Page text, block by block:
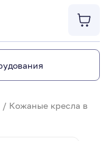
/ Кожаные кресла в